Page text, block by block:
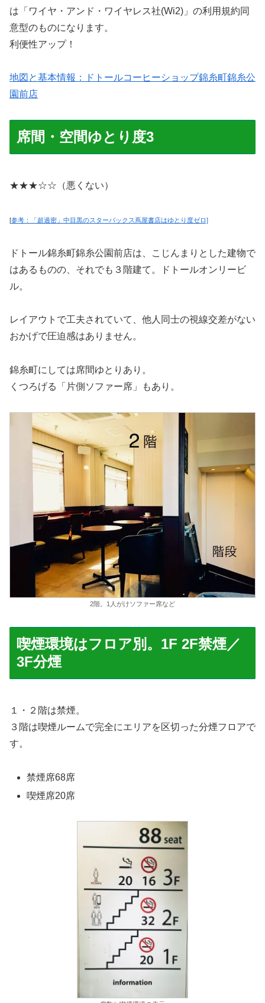
は「ワイヤ・アンド・ワイヤレス社(Wi2)」の利用規約同
意型のものになります。
利便性アップ！
地図と基本情報：ドトールコーヒーショップ錦糸町錦糸公
園前店
席間・空間ゆとり度3
★★★☆☆（悪くない）
[参考：「超過密」中目黒のスターバックス蔦屋書店はゆとり度ゼロ]
ドトール錦糸町錦糸公園前店は、こじんまりとした建物で
はあるものの、それでも３階建て。ドトールオンリービ
ル。
レイアウトで工夫されていて、他人同士の視線交差がない
おかげで圧迫感はありません。
錦糸町にしては席間ゆとりあり。
くつろげる「片側ソファー席」もあり。
2階。1人がけソファー席など
喫煙環境はフロア別。1F 2F禁煙／
3F分煙
１・２階は禁煙。
３階は喫煙ルームで完全にエリアを区切った分煙フロアで
す。
禁煙席68席
喫煙席20席